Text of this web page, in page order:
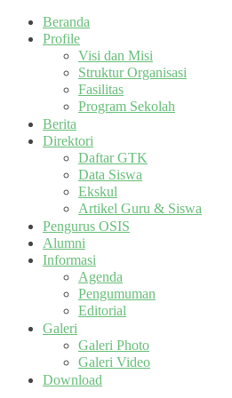
Beranda
Profile
Visi dan Misi
Struktur Organisasi
Fasilitas
Program Sekolah
Berita
Direktori
Daftar GTK
Data Siswa
Ekskul
Artikel Guru & Siswa
Pengurus OSIS
Alumni
Informasi
Agenda
Pengumuman
Editorial
Galeri
Galeri Photo
Galeri Video
Download